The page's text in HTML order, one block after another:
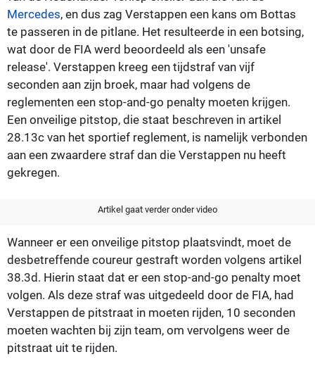
Mercedes, en dus zag Verstappen een kans om Bottas
te passeren in de pitlane. Het resulteerde in een botsing,
wat door de FIA werd beoordeeld als een 'unsafe
release'. Verstappen kreeg een tijdstraf van vijf
seconden aan zijn broek, maar had volgens de
reglementen een stop-and-go penalty moeten krijgen.
Een onveilige pitstop, die staat beschreven in artikel
28.13c van het sportief reglement, is namelijk verbonden
aan een zwaardere straf dan die Verstappen nu heeft
gekregen.
Artikel gaat verder onder video
Wanneer er een onveilige pitstop plaatsvindt, moet de
desbetreffende coureur gestraft worden volgens artikel
38.3d. Hierin staat dat er een stop-and-go penalty moet
volgen. Als deze straf was uitgedeeld door de FIA, had
Verstappen de pitstraat in moeten rijden, 10 seconden
moeten wachten bij zijn team, om vervolgens weer de
pitstraat uit te rijden.